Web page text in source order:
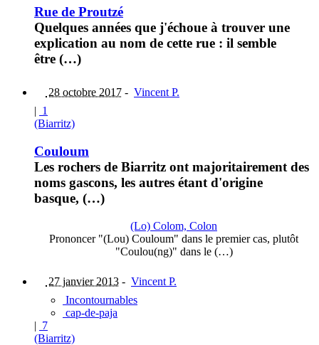
Rue de Proutzé
Quelques années que j'échoue à trouver une
explication au nom de cette rue : il semble
être (…)
28 octobre 2017 - Vincent P.
| 1
(Biarritz)
Couloum
Les rochers de Biarritz ont majoritairement des
noms gascons, les autres étant d'origine
basque, (…)
(Lo) Colom, Colon
Prononcer "(Lou) Couloum" dans le premier cas, plutôt
"Coulou(ng)" dans le (…)
27 janvier 2013 - Vincent P.
Incontournables
cap-de-paja
| 7
(Biarritz)